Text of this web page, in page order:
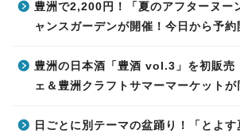
豊洲で2,200円！「夏のアフターヌー
ャンスガーデンが開催！今日から予約
豊洲の日本酒「豊酒 vol.3」を初販売
ェ＆豊洲クラフトサマーマーケットが
日ごとに別テーマの盆踊り！「とよ